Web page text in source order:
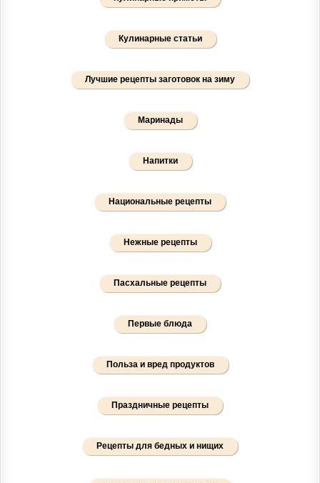
Кулинарные статьи
Лучшие рецепты заготовок на зиму
Маринады
Напитки
Национальные рецепты
Нежные рецепты
Пасхальные рецепты
Первые блюда
Польза и вред продуктов
Праздничные рецепты
Рецепты для бедных и нищих